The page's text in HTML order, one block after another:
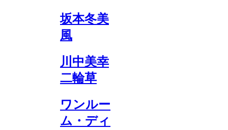
坂本冬美
風
川中美幸
二輪草
ワンルー
ム・ディ